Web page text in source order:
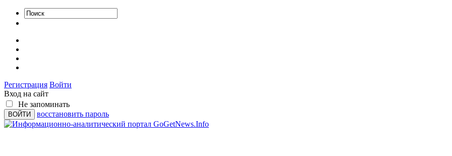
Регистрация Войти
Вход на сайт
Не запоминать
восстановить пароль